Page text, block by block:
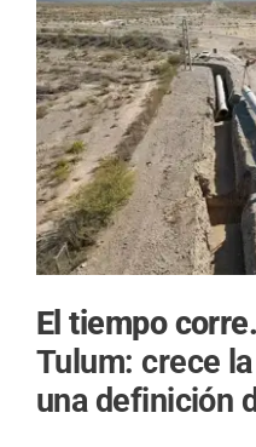
El tiempo corre.
Tulum: crece
una definición